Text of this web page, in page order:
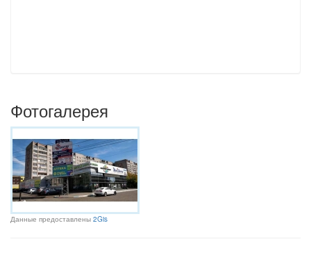
Фотогалерея
Данные предоставлены 2Gis